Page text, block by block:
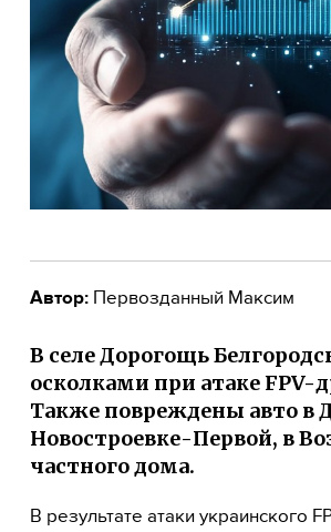
Автор: Первозданный Максим
В селе Дорогощь
осколками при атаке FPV-
Также повреждены авто в
Новостроевке-Первой, в
частного дома.
В результате атаки украинского